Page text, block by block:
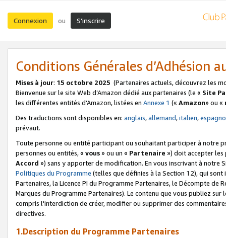
Connexion ou S’inscrire
Conditions Générales d’Adhésion
Mises à jour: 15 octobre 2025 (Partenaires actuels, découvrez les
Bienvenue sur le site Web d’Amazon dédié aux partenaires (le « Site
les différentes entités d’Amazon, listées en Annexe 1 (« Amazon» ou «
Des traductions sont disponibles en: anglais,allemand,italien,
prévaut.
Toute personne ou entité participant ou souhaitant participer à notre
personnes ou entités, « vous» ou un « Partenaire ») doit accepter les
Accord ») sans y apporter de modification. En vous inscrivant à notre
Politiques du Programme (telles que définies à la Section 12), qui
Partenaires, la Licence PI du Programme Partenaires, le Décompte de
Marques du Programme Partenaires). Le contenu que vous publiez
compris l'interdiction de créer, modifier ou supprimer des
directives.
1.Description du Programme Partenaires